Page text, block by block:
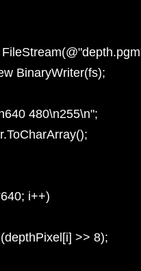
BinaryWriter(fs);
480\n255\n";
i++)
>> 8);